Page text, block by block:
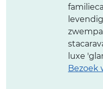
luxe
Bezoek